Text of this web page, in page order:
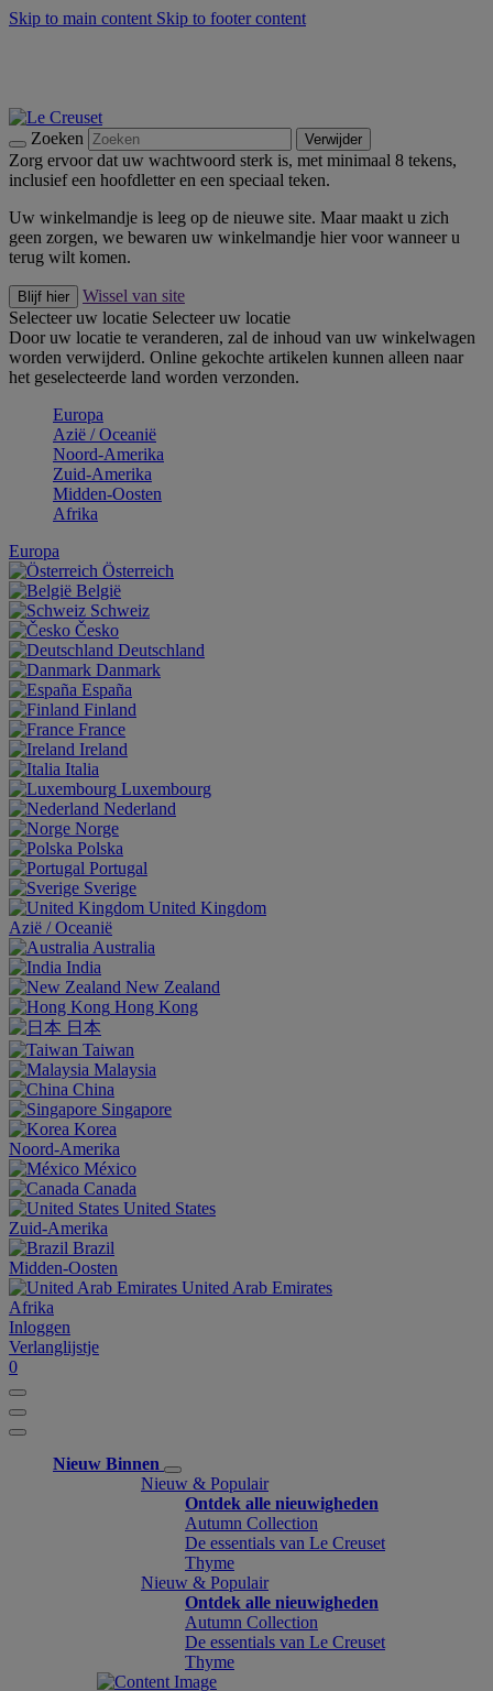
Skip to main content Skip to footer content
Zoeken Verwijder
Zorg ervoor dat uw wachtwoord sterk is, met minimaal 8 tekens,
inclusief een hoofdletter en een speciaal teken.
Uw winkelmandje is leeg op de nieuwe site. Maar maakt u zich
geen zorgen, we bewaren uw winkelmandje hier voor wanneer u
terug wilt komen.
Blijf hier
Wissel van site
Selecteer uw locatie Selecteer uw locatie
Door uw locatie te veranderen, zal de inhoud van uw winkelwagen
worden verwijderd. Online gekochte artikelen kunnen alleen naar
het geselecteerde land worden verzonden.
Europa
Aziё / Oceaniё
Noord-Amerika
Zuid-Amerika
Midden-Oosten
Afrika
Europa
Österreich
België
Schweiz
Česko
Deutschland
Danmark
España
Finland
France
Ireland
Italia
Luxembourg
Nederland
Norge
Polska
Portugal
Sverige
United Kingdom
Aziё / Oceaniё
Australia
India
New Zealand
Hong Kong
日本
Taiwan
Malaysia
China
Singapore
Korea
Noord-Amerika
México
Canada
United States
Zuid-Amerika
Brazil
Midden-Oosten
United Arab Emirates
Afrika
Inloggen
Verlanglijstje
0
Nieuw Binnen
Nieuw & Populair
Ontdek alle nieuwigheden
Autumn Collection
De essentials van Le Creuset
Thyme
Nieuw & Populair
Ontdek alle nieuwigheden
Autumn Collection
De essentials van Le Creuset
Thyme